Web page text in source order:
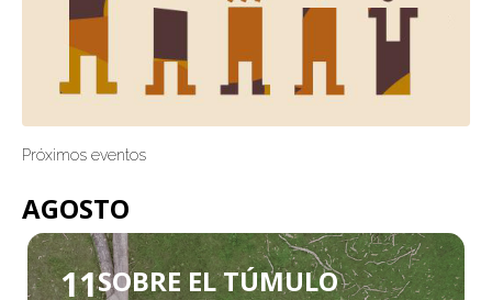
Próximos eventos
AGOSTO
11SOBRE EL TÚMULO